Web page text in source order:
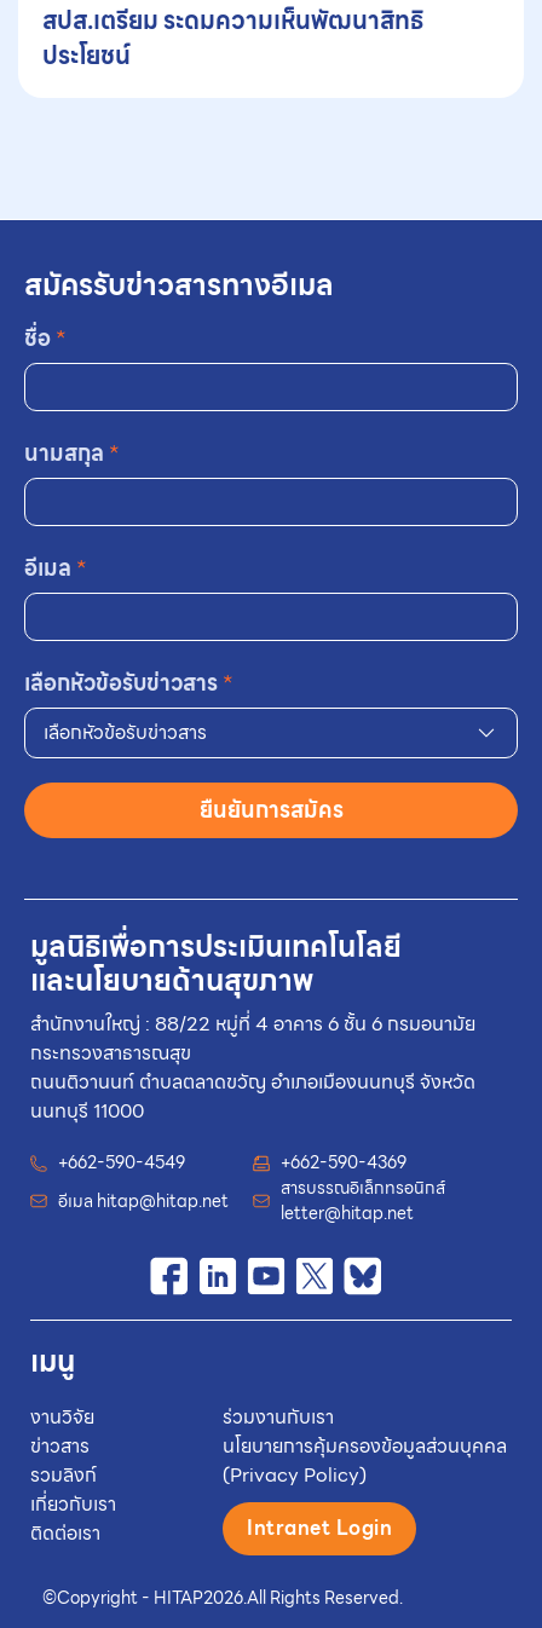
สปส.เตรียม ระดมความเห็นพัฒนาสิทธิ
ประโยชน์
©Copyright - HITAP2026.All Rights Reserved.
มูลนิธิเพื่อการประเมินเทคโนโลยี
และนโยบายด้านสุขภาพ
สำนักงานใหญ่ : 88/22 หมู่ที่ 4 อาคาร 6 ชั้น 6 กรมอนามัย
กระทรวงสาธารณสุข
ถนนติวานนท์ ตำบลตลาดขวัญ อำเภอเมืองนนทบุรี จังหวัด
นนทบุรี 11000
+662-590-4549
+662-590-4369
อีเมล hitap@hitap.net
สารบรรณอิเล็กทรอนิกส์
letter@hitap.net
เมนู
งานวิจัย
ข่าวสาร
รวมลิงก์
เกี่ยวกับเรา
ติดต่อเรา
ร่วมงานกับเรา
นโยบายการคุ้มครองข้อมูลส่วนบุคคล
(Privacy Policy)
Intranet Login
สมัครรับข่าวสารทางอีเมล
ชื่อ*
นามสกุล *
อีเมล *
เลือกหัวข้อรับข่าวสาร*
เลือกหัวข้อรับข่าวสาร
ยืนยันการสมัคร